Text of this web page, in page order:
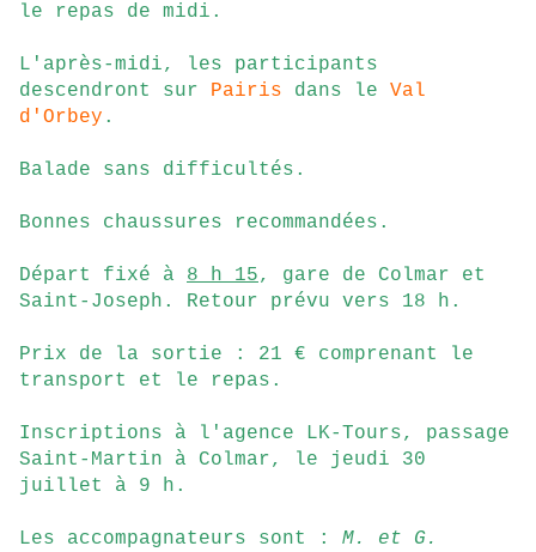
le repas de midi.
L'après-midi, les participants
descendront sur Pairis dans le Val
d'Orbey .
Balade sans difficultés.
Bonnes chaussures recommandées.
Départ fixé à 8 h 15, gare de Colmar et
Saint-Joseph. Retour prévu vers 18 h.
Prix de la sortie : 21 € comprenant le
transport et le repas.
Inscriptions à l'agence LK-Tours, passage
Saint-Martin à Colmar, le jeudi 30
juillet à 9 h.
Les accompagnateurs sont : M. et G.